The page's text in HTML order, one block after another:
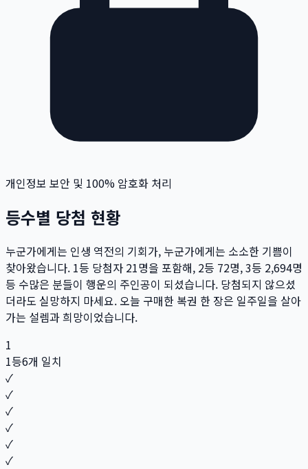
개인정보 보안 및 100% 암호화 처리
등수별 당첨 현황
누군가에게는 인생 역전의 기회가, 누군가에게는 소소한 기쁨이
찾아왔습니다. 1등 당첨자 21명을 포함해, 2등 72명, 3등 2,694명
등 수많은 분들이 행운의 주인공이 되셨습니다. 당첨되지 않으셨
더라도 실망하지 마세요. 오늘 구매한 복권 한 장은 일주일을 살아
가는 설렘과 희망이었습니다.
1
1등6개 일치
✓
✓
✓
✓
✓
✓